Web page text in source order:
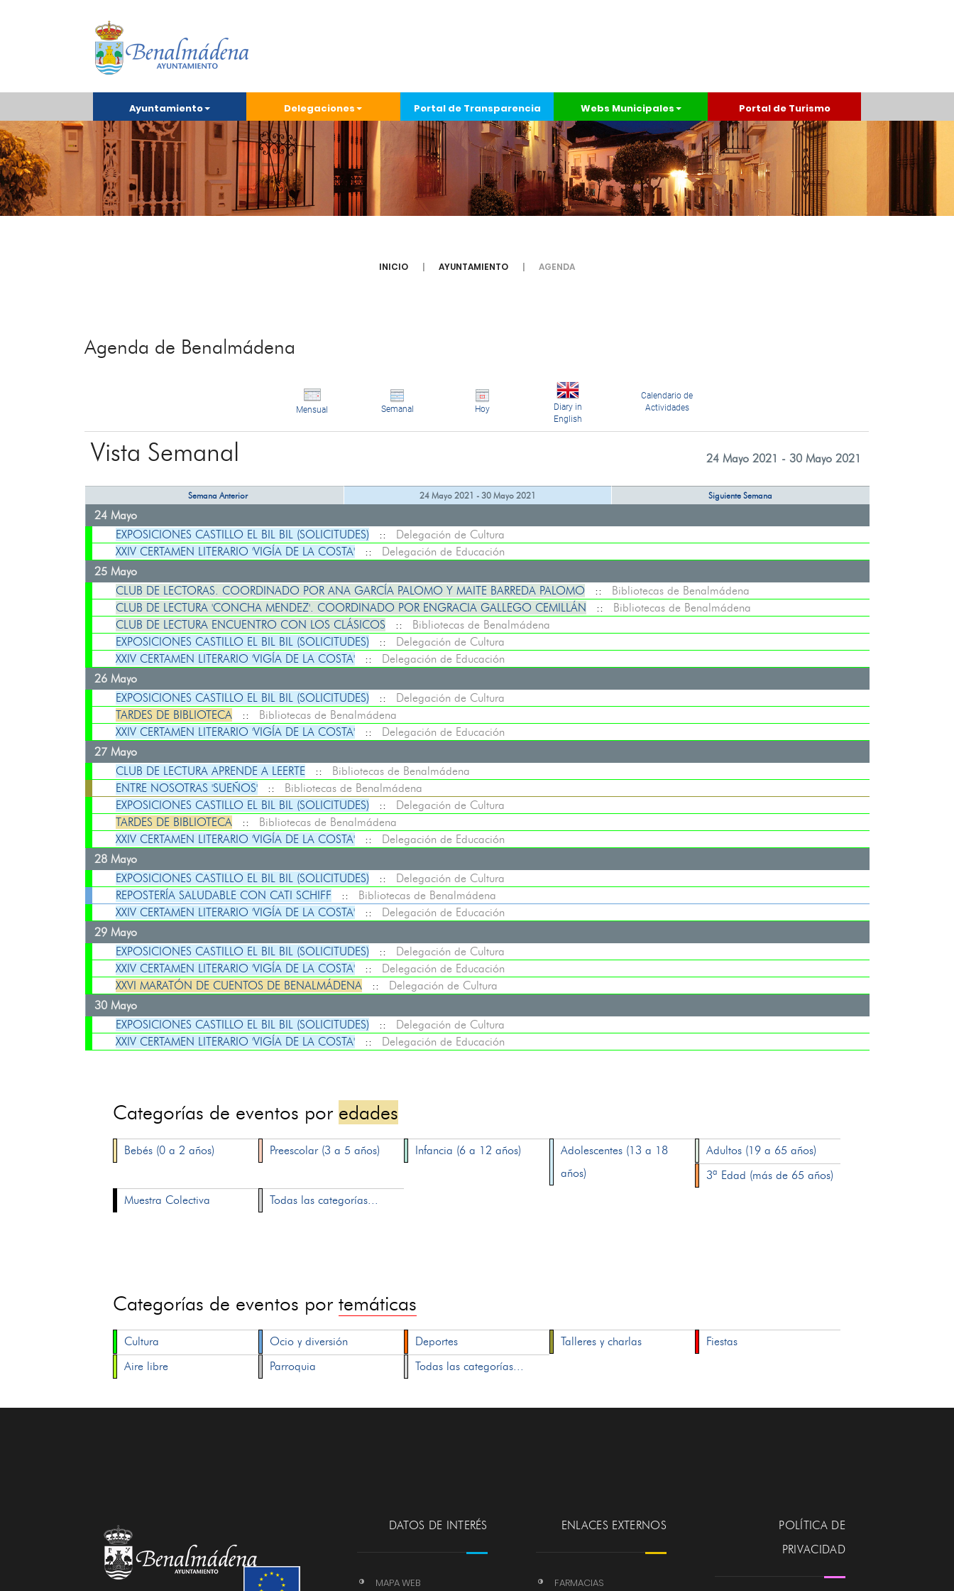
Ayuntamiento Delegaciones Portal de Transparencia Webs Municipales Portal de Turismo
INICIO AYUNTAMIENTO AGENDA
Agenda de Benalmádena
Mensual Semanal Hoy
Diary in
English
Calendario de
Actividades
Vista Semanal 24 Mayo 2021 - 30 Mayo 2021
Semana Anterior 24 Mayo 2021 - 30 Mayo 2021 Siguiente Semana
24 Mayo
EXPOSICIONES CASTILLO EL BIL BIL (SOLICITUDES) :: Delegación de Cultura
XXIV CERTAMEN LITERARIO 'VIGÍA DE LA COSTA':: Delegación de Educación
25 Mayo
CLUB DE LECTORAS. COORDINADO POR ANA GARCÍA PALOMO Y MAITE BARREDA PALOMO :: Bibliotecas de Benalmádena
CLUB DE LECTURA 'CONCHA MENDEZ'. COORDINADO POR ENGRACIA GALLEGO CEMILLÁN :: Bibliotecas de Benalmádena
CLUB DE LECTURA ENCUENTRO CON LOS CLÁSICOS :: Bibliotecas de Benalmádena
EXPOSICIONES CASTILLO EL BIL BIL (SOLICITUDES) :: Delegación de Cultura
XXIV CERTAMEN LITERARIO 'VIGÍA DE LA COSTA':: Delegación de Educación
26 Mayo
EXPOSICIONES CASTILLO EL BIL BIL (SOLICITUDES) :: Delegación de Cultura
TARDES DE BIBLIOTECA:: Bibliotecas de Benalmádena
XXIV CERTAMEN LITERARIO 'VIGÍA DE LA COSTA':: Delegación de Educación
27 Mayo
CLUB DE LECTURA APRENDE A LEERTE :: Bibliotecas de Benalmádena
ENTRE NOSOTRAS 'SUEÑOS':: Bibliotecas de Benalmádena
EXPOSICIONES CASTILLO EL BIL BIL (SOLICITUDES) :: Delegación de Cultura
TARDES DE BIBLIOTECA:: Bibliotecas de Benalmádena
XXIV CERTAMEN LITERARIO 'VIGÍA DE LA COSTA':: Delegación de Educación
28 Mayo
EXPOSICIONES CASTILLO EL BIL BIL (SOLICITUDES) :: Delegación de Cultura
REPOSTERÍA SALUDABLE CON CATI SCHIFF :: Bibliotecas de Benalmádena
XXIV CERTAMEN LITERARIO 'VIGÍA DE LA COSTA':: Delegación de Educación
29 Mayo
EXPOSICIONES CASTILLO EL BIL BIL (SOLICITUDES) :: Delegación de Cultura
XXIV CERTAMEN LITERARIO 'VIGÍA DE LA COSTA':: Delegación de Educación
XXVI MARATÓN DE CUENTOS DE BENALMÁDENA:: Delegación de Cultura
30 Mayo
EXPOSICIONES CASTILLO EL BIL BIL (SOLICITUDES) :: Delegación de Cultura
XXIV CERTAMEN LITERARIO 'VIGÍA DE LA COSTA':: Delegación de Educación
Categorías de eventos por edades
Bebés (0 a 2 años) Preescolar (3 a 5 años) Infancia (6 a 12 años)
Adolescentes (13 a 18
años)
Adultos (19 a 65 años)
3ª Edad (más de 65 años)
Muestra Colectiva
Todas las categorías...
Categorías de eventos portemáticas
Cultura Ocio y diversión Deportes Talleres y charlas
Fiestas
Aire libre
Parroquia Todas las categorías...
DATOS DE INTERÉS
MAPA WEB
ENLACES EXTERNOS
FARMACIAS
POLÍTICA DE
PRIVACIDAD